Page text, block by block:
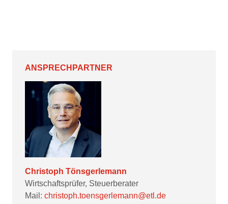
ANSPRECHPARTNER
Christoph Tönsgerlemann
Wirtschaftsprüfer, Steuerberater
Mail: christoph.toensgerlemann@etl.de